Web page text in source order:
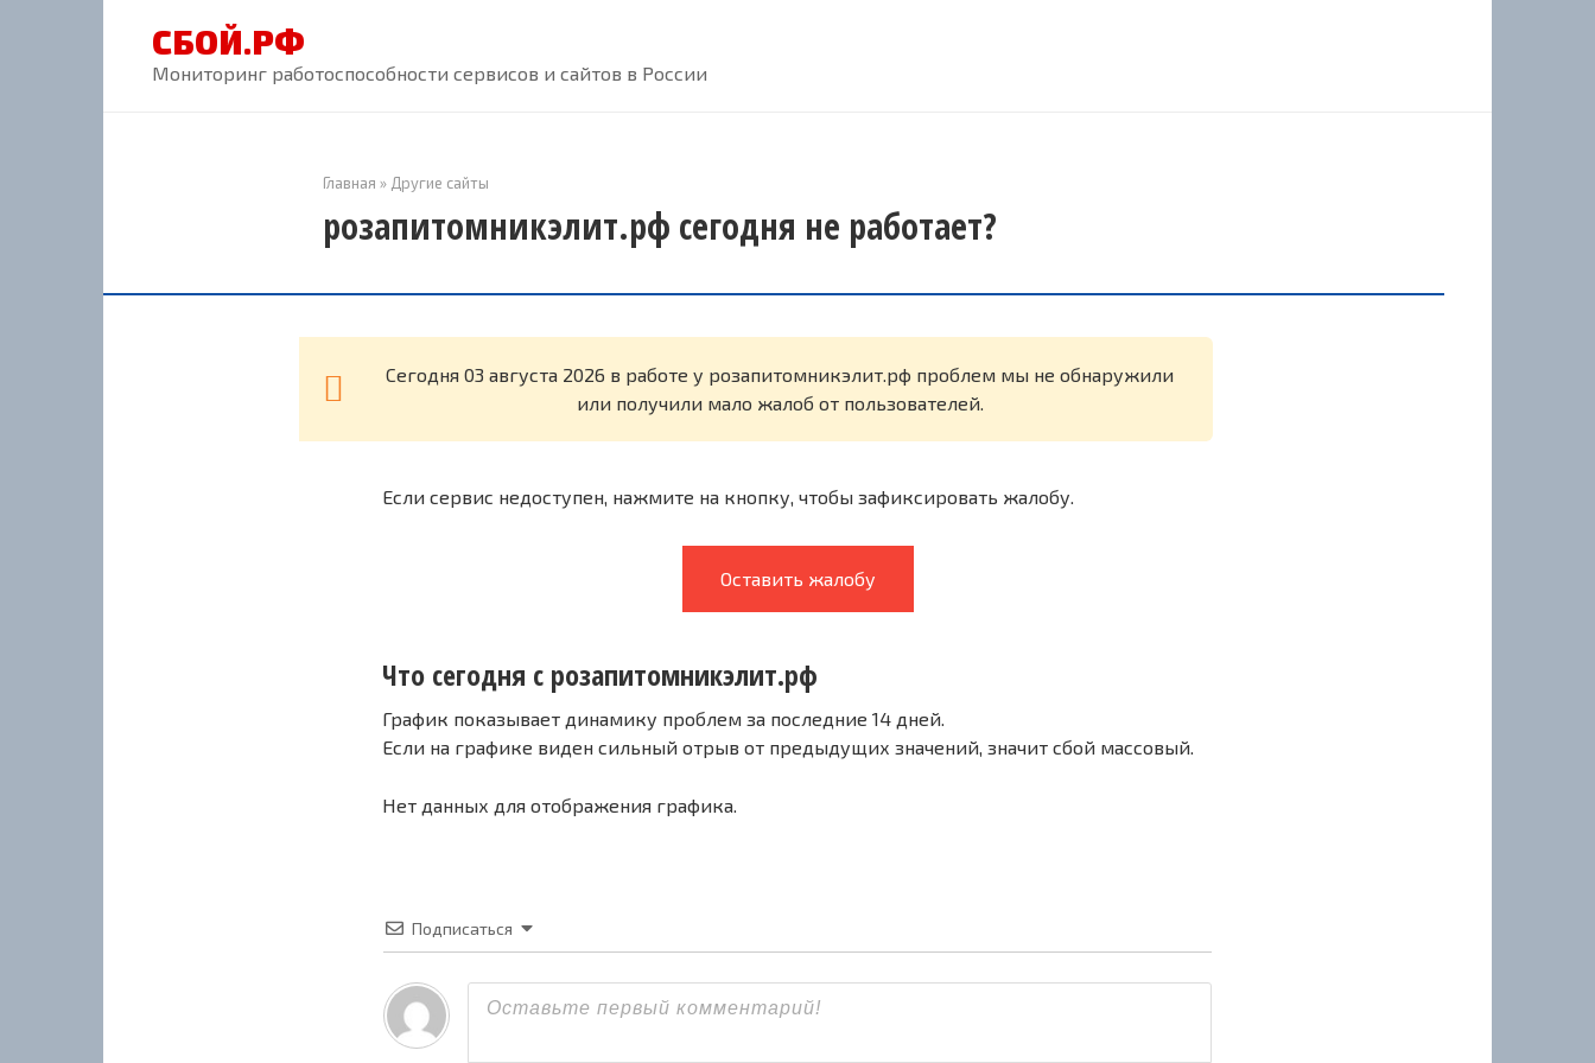
СБОЙ.РФ
Мониторинг работоспособности сервисов и сайтов в России
Главная » Другие сайты
розапитомникэлит.рф сегодня не работает?
Cегодня 03 августа 2026 в работе у розапитомникэлит.рф проблем мы не обнаружили
или получили мало жалоб от пользователей.
Если сервис недоступен, нажмите на кнопку, чтобы зафиксировать жалобу.
Оставить жалобу
Что сегодня с розапитомникэлит.рф
График показывает динамику проблем за последние 14 дней.
Если на графике виден сильный отрыв от предыдущих значений, значит сбой массовый.
Нет данных для отображения графика.
Подписаться